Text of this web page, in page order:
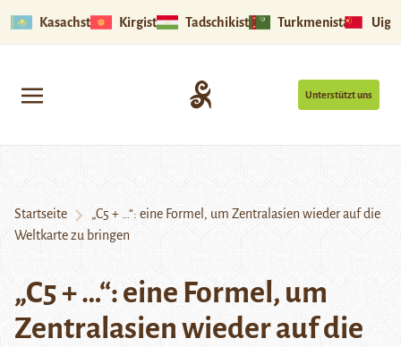
Kasachstan Kirgistan Tadschikistan Turkmenistan
Unterstützt uns
Startseite
„C5 + …“: eine Formel, um Zentralasien wieder auf die
Weltkarte zu bringen
„C5 + …“: eine Formel, um
Zentralasien wieder auf die